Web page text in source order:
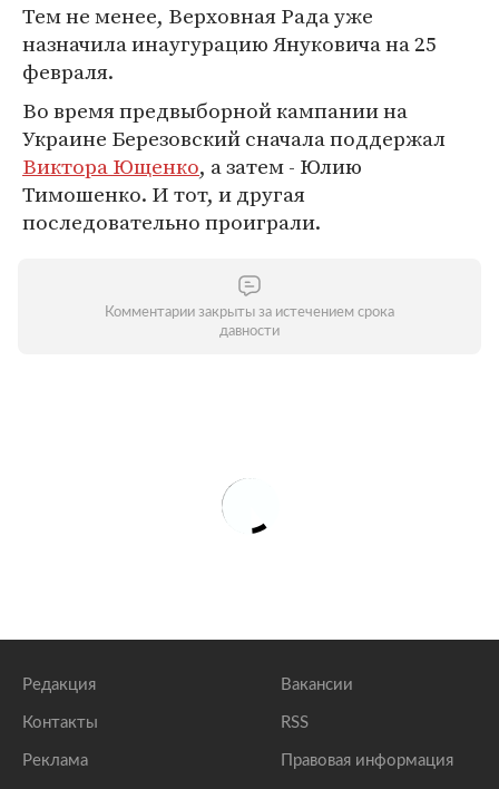
Тем не менее, Верховная Рада уже
назначила инаугурацию Януковича на 25
февраля.
Во время предвыборной кампании на
Украине Березовский сначала поддержал
Виктора Ющенко, а затем - Юлию
Тимошенко. И тот, и другая
последовательно проиграли.
Комментарии закрыты за истечением срока
давности
Редакция
Контакты
Реклама
Вакансии
RSS
Правовая информация